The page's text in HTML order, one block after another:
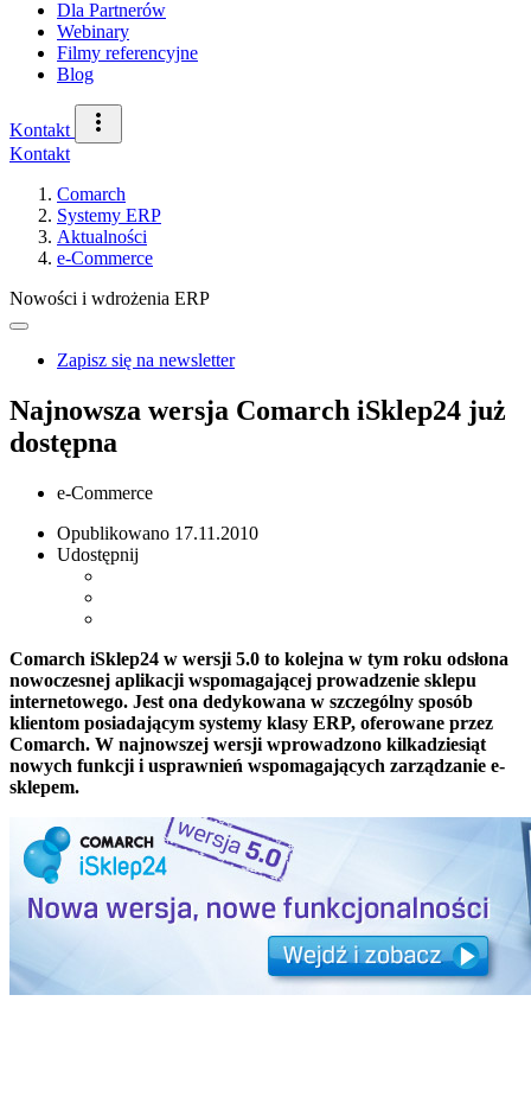
Dla Partnerów
Webinary
Filmy referencyjne
Blog
Kontakt
Kontakt
Comarch
Systemy ERP
Aktualności
e-Commerce
Nowości i wdrożenia ERP
Zapisz się na newsletter
Najnowsza wersja Comarch iSklep24 już
dostępna
e-Commerce
Opublikowano 17.11.2010
Udostępnij
Comarch iSklep24 w wersji 5.0 to kolejna w tym roku odsłona
nowoczesnej aplikacji wspomagającej prowadzenie sklepu
internetowego. Jest ona dedykowana w szczególny sposób
klientom posiadającym systemy klasy ERP, oferowane przez
Comarch. W najnowszej wersji wprowadzono kilkadziesiąt
nowych funkcji i usprawnień wspomagających zarządzanie e-
sklepem.